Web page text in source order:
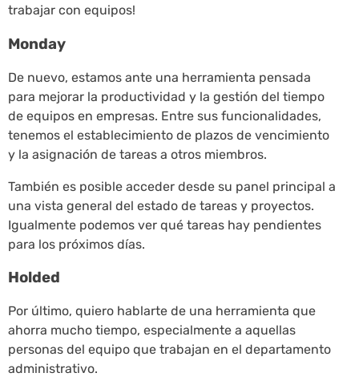
trabajar con equipos!
Monday
De nuevo, estamos ante una herramienta pensada
para mejorar la productividad y la gestión del tiempo
de equipos en empresas. Entre sus funcionalidades,
tenemos el establecimiento de plazos de vencimiento
y la asignación de tareas a otros miembros.
También es posible acceder desde su panel principal a
una vista general del estado de tareas y proyectos.
Igualmente podemos ver qué tareas hay pendientes
para los próximos días.
Holded
Por último, quiero hablarte de una herramienta que
ahorra mucho tiempo, especialmente a aquellas
personas del equipo que trabajan en el departamento
administrativo.